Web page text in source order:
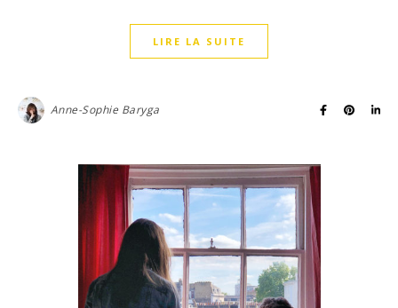
LIRE LA SUITE
Anne-Sophie Baryga